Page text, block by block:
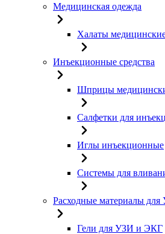
Медицинская одежда
Халаты
Инъекционные средства
Шприцы
Салфетки для
Иглы инъекционные
Системы для
Расходные материалы
Гели для УЗИ и ЭКГ